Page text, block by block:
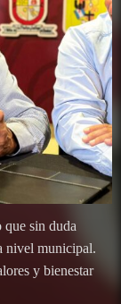
que sin duda
nivel municipal.
y bienestar